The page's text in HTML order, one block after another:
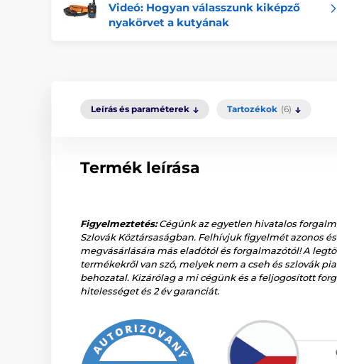
Videó: Hogyan válasszunk kiképző
nyakörvet a kutyának
Leírás és paraméterek Tartozékok (6)
Termék leírása
Figyelmeztetés:Cégünk az egyetlen hivatalos
Szlovák Köztársaságban. Felhívjuk figyelmét azonos
megvásárlására más eladótól és forgalmazótól! A
termékekről van szó, melyek nem a cseh és szlovák
behozatal. Kizárólag a mi cégünk és a feljogosított
hitelességet és 2 év garanciát.